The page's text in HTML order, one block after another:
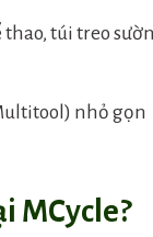
túi treo
nhỏ gọn
MCycle?